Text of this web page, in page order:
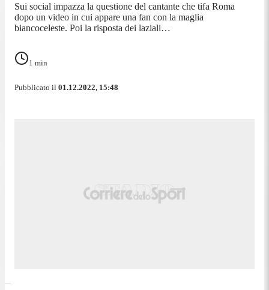
Sui social impazza la questione del cantante che tifa Roma
dopo un video in cui appare una fan con la maglia
biancoceleste. Poi la risposta dei laziali…
1 min
Pubblicato il 01.12.2022, 15:48